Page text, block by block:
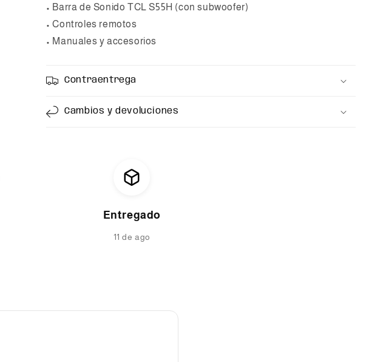
• Barra de Sonido TCL S55H (con subwoofer)
• Controles remotos
• Manuales y accesorios
Contraentrega
Cambios y devoluciones
Entregado
11 de ago